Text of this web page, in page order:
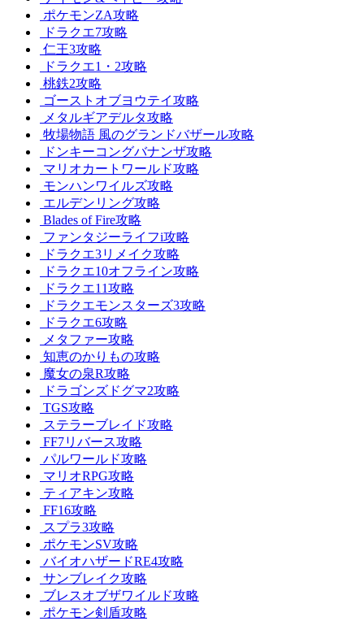
ポケモンZA攻略
ドラクエ7攻略
仁王3攻略
ドラクエ1・2攻略
桃鉄2攻略
ゴーストオブヨウテイ攻略
メタルギアデルタ攻略
牧場物語 風のグランドバザール攻略
ドンキーコングバナンザ攻略
マリオカートワールド攻略
モンハンワイルズ攻略
エルデンリング攻略
Blades of Fire攻略
ファンタジーライフi攻略
ドラクエ3リメイク攻略
ドラクエ10オフライン攻略
ドラクエ11攻略
ドラクエモンスターズ3攻略
ドラクエ6攻略
メタファー攻略
知恵のかりもの攻略
魔女の泉R攻略
ドラゴンズドグマ2攻略
TGS攻略
ステラーブレイド攻略
FF7リバース攻略
パルワールド攻略
マリオRPG攻略
ティアキン攻略
FF16攻略
スプラ3攻略
ポケモンSV攻略
バイオハザードRE4攻略
サンブレイク攻略
ブレスオブザワイルド攻略
ポケモン剣盾攻略